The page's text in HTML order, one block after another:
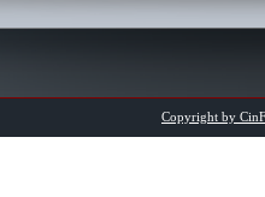
Copyright by